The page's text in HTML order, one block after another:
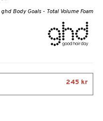
ghd Body Goals - Total Volume Foam
245 kr